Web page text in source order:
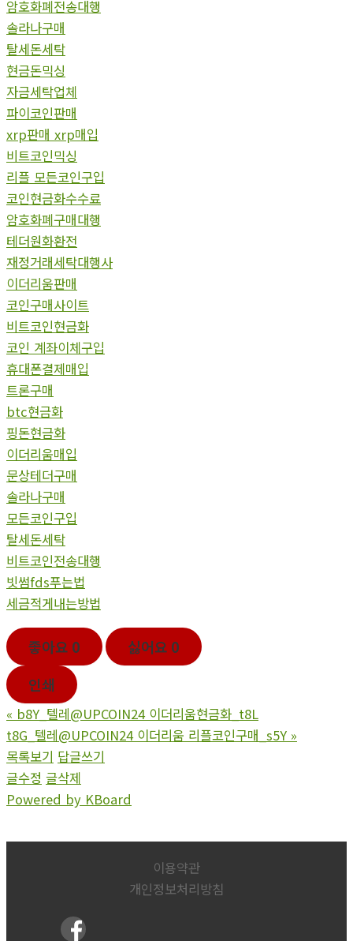
암호화폐전송대행
솔라나구매
탈세돈세탁
현금돈믹싱
자금세탁업체
파이코인판매
xrp판매 xrp매입
비트코인믹싱
리플 모든코인구입
코인현금화수수료
암호화폐구매대행
테더원화환전
재정거래세탁대행사
이더리움판매
코인구매사이트
비트코인현금화
코인 계좌이체구입
휴대폰결제매입
트론구매
btc현금화
핑돈현금화
이더리움매입
문상테더구매
솔라나구매
모든코인구입
탈세돈세탁
비트코인전송대행
빗썸fds푸는법
세금적게내는방법
좋아요 0 싫어요 0
인쇄
« b8Y_텔레@UPCOIN24 이더리움현금화_t8L
t8G_텔레@UPCOIN24 이더리움 리플코인구매_s5Y »
목록보기 답글쓰기
글수정 글삭제
Powered by KBoard
이용약관
개인정보처리방침